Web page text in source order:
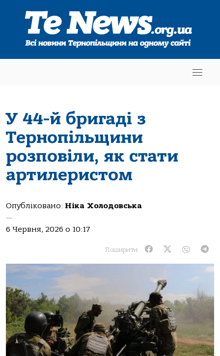
У 44-й бригаді з
Тернопільщини
розповіли, як стати
артилеристом
Опубліковано: Ніка Холодовська
—
6 Червня, 2026 о 10:17
Поширити: